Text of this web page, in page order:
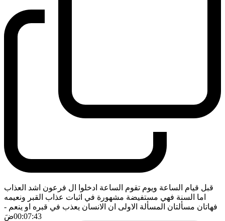
قبل قيام الساعة ويوم تقوم الساعة ادخلوا ال فرعون اشد العذاب
اما السنة فهي مستفيضة مشهورة في اثبات عذاب القبر ونعيمه
فهاتان مسألتان المسألة الاولى ان الانسان يعذب في قبره او ينعم -
00:07:43ضَ